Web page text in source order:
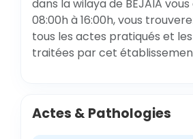
dans la wilaya de BEJAIA
08:00h à 16:00h, vous
tous les actes pratiqués et
traitées par cet
Actes & Pathologies